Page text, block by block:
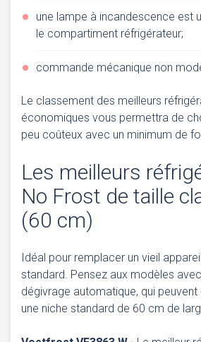
une lampe à incandescence est
le compartiment réfrigérateur;
commande mécanique non
Le classement des meilleurs
économiques vous permettra de
peu coûteux avec un minimum de
Les meilleurs
No Frost de taille
(60 cm)
Idéal pour remplacer un vieil
standard. Pensez aux modèles
dégivrage automatique, qui
une niche standard de 60 cm de